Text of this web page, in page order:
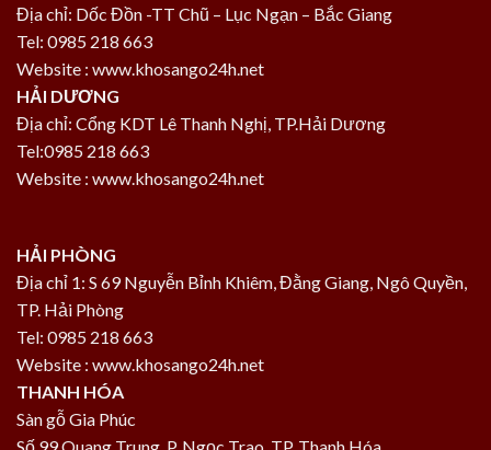
Địa chỉ: Dốc Đồn -TT Chũ – Lục Ngạn – Bắc Giang
Tel: 0985 218 663
Website : www.khosango24h.net
HẢI DƯƠNG
Địa chỉ: Cổng KDT Lê Thanh Nghị, TP.Hải Dương
Tel:0985 218 663
Website : www.khosango24h.net
HẢI PHÒNG
Địa chỉ 1: S 69 Nguyễn Bỉnh Khiêm, Đằng Giang, Ngô Quyền,
TP. Hải Phòng
Tel: 0985 218 663
Website : www.khosango24h.net
THANH HÓA
Sàn gỗ Gia Phúc
Số 99 Quang Trung, P. Ngọc Trao, TP. Thanh Hóa.